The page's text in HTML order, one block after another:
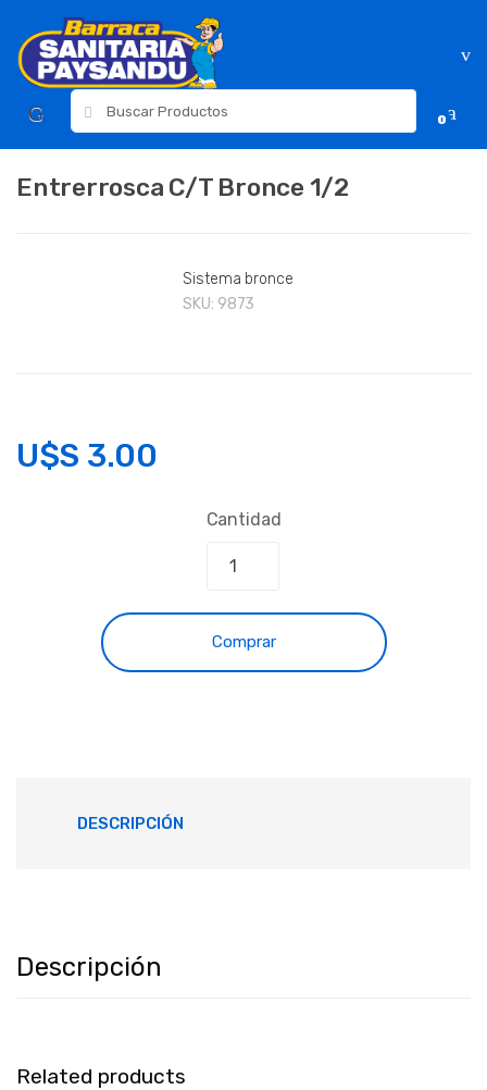
navigation
content
para:
0
Entrerrosca C/T Bronce 1/2
Sistema bronce
SKU: 9873
U$S 3.00
Cantidad
Comprar
DESCRIPCIÓN
Descripción
Related products